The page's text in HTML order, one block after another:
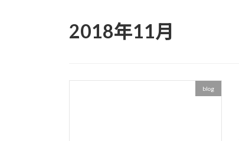
2018年11月
blog